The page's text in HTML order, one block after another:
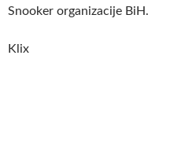
Snooker organizacije BiH.
Klix